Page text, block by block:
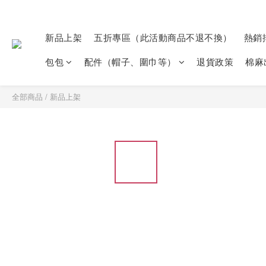
新品上架 五折專區（此活動商品不退不換）
熱銷
包包
配件（帽子、圍巾等） 退貨政策 棉麻
全部商品 / 新品上架